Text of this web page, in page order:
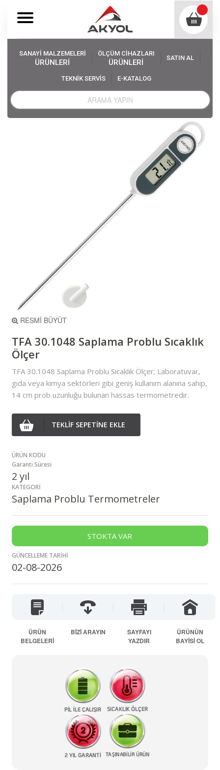
SANAYİ MALZEMELERİ
ÜRÜNLERİ
ÖLÇÜM CİHAZLARI
ÜRÜNLERİ
SATIN AL
TEKNİK SERVİS E-KATALOG
Akyol Ölçüm Cihazları
Saplama Problu Termometreler
TFA 30.1048 Saplama Problu Sıcaklık Ölçer
RESMİ BÜYÜT
TFA 30.1048 Saplama Problu Sıcaklık
Ölçer
TFA 30.1048 Saplama Problu Sıcaklık Ölçer; Laboratuvar,
gıda veya kimya sektörleri gibi geniş kullanım alanına sahip,
14 cm prob uzunluğu bulunan hassas termometredir.
TEKLİF SEPETİNE EKLE
ÜRÜN KODU
Garanti Süresi
2 yıl
KATEGORİ
Saplama Problu Termometreler
STOKTA VAR
GÜNCELLEME TARİHİ
02-08-2026
ÜRÜN
BELGELERİ
BİZİ ARAYIN
SAYFAYI
YAZDIR
ÜRÜNÜN
BAYİSİ OL